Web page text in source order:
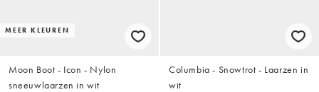
MEER KLEUREN
Moon Boot - Icon - Nylon
sneeuwlaarzen in wit
Columbia - Snowtrot - Laarzen in
wit